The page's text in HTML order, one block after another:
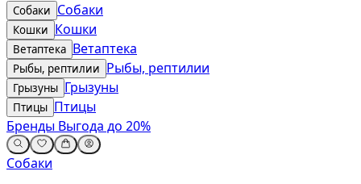
Собаки Собаки
Кошки Кошки
Ветаптека Ветаптека
Рыбы, рептилии Рыбы, рептилии
Грызуны Грызуны
Птицы Птицы
Бренды Выгода до 20%
Собаки